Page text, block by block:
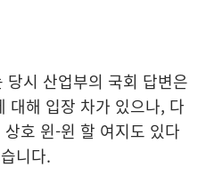
시 산업부의 국회 답변은
대해 입장 차가 있으나, 다
호 윈-윈 할 여지도 있다
니다.